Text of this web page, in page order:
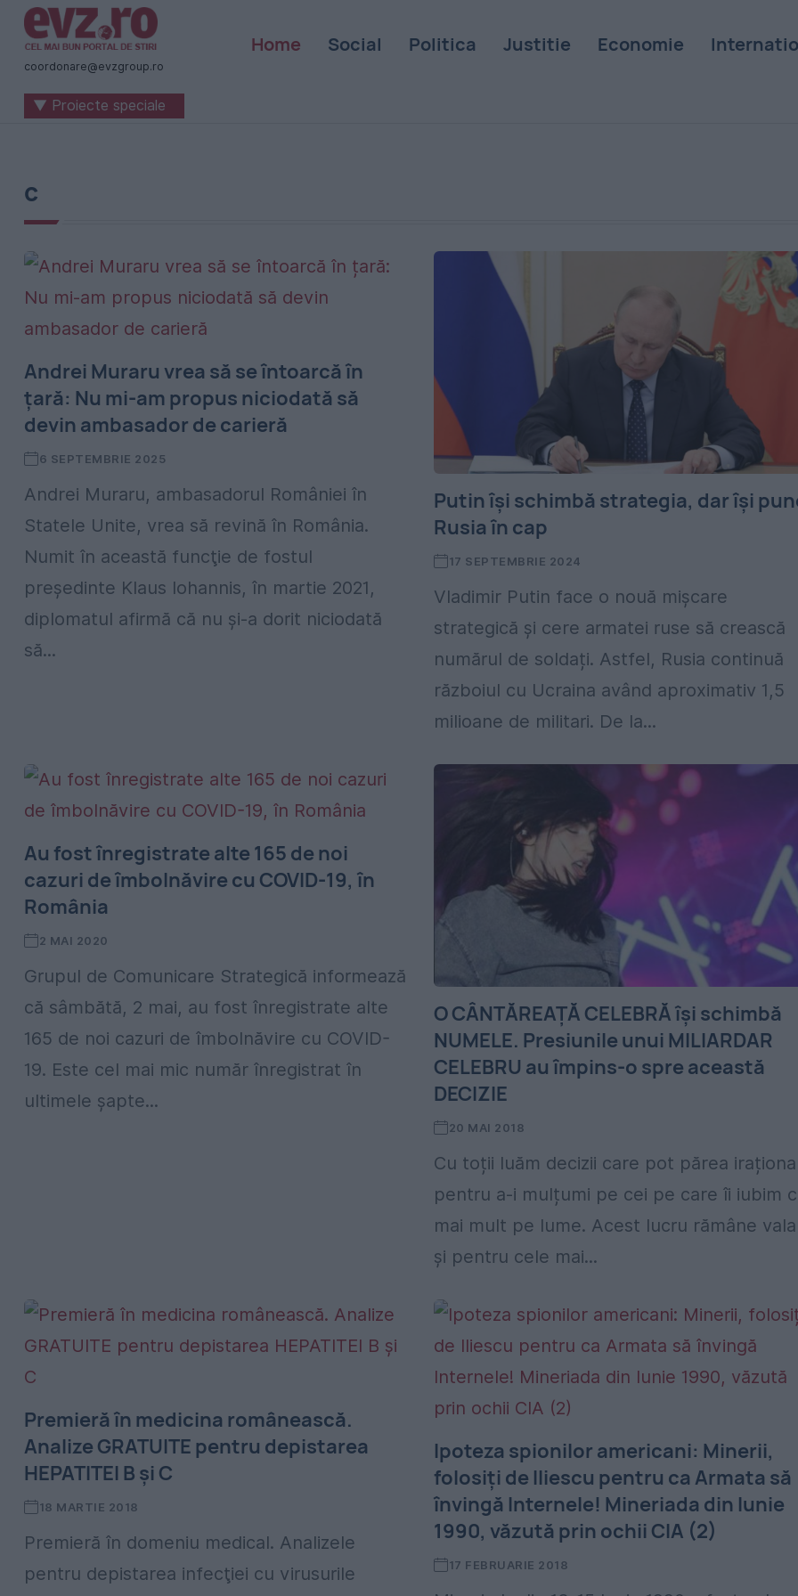
Știri
naționale
și
internaționale
România
-
Evenimentul
Zilei
coordonare@evzgroup.ro
Home Social Politica Justitie Economie
▼ Proiecte speciale
c
Andrei Muraru vrea să se întoarcă în
țară: Nu mi-am propus niciodată să
devin ambasador de carieră
6 SEPTEMBRIE 2025
Andrei Muraru, ambasadorul României în
Statele Unite, vrea să revină în România.
Numit în această funcţie de fostul
preşedinte Klaus Iohannis, în martie 2021,
diplomatul afirmă că nu și-a dorit niciodată
să...
Putin își schimbă strategia, dar își
Rusia în cap
17 SEPTEMBRIE 2024
Vladimir Putin face o nouă mișcare
strategică și cere armatei ruse să crească
numărul de soldați. Astfel, Rusia continuă
războiul cu Ucraina având aproximativ 1,5
milioane de militari. De la...
Au fost înregistrate alte 165 de noi
cazuri de îmbolnăvire cu COVID-19, în
România
2 MAI 2020
Grupul de Comunicare Strategică informează
că sâmbătă, 2 mai, au fost înregistrate alte
165 de noi cazuri de îmbolnăvire cu COVID-
19. Este cel mai mic număr înregistrat în
ultimele șapte...
O CÂNTĂREAȚĂ CELEBRĂ își schimbă
NUMELE. Presiunile unui MILIARDAR
CELEBRU au împins-o spre această
DECIZIE
20 MAI 2018
Cu toții luăm decizii care pot părea
pentru a-i mulțumi pe cei pe care îi iubim
mai mult pe lume. Acest lucru rămâne
și pentru cele mai...
Premieră în medicina românească.
Analize GRATUITE pentru depistarea
HEPATITEI B și C
18 MARTIE 2018
Premieră în domeniu medical. Analizele
pentru depistarea infecţiei cu virusurile
Ipoteza spionilor americani: Minerii,
folosiți de Iliescu pentru ca Armata să
învingă Internele! Mineriada din Iunie
1990, văzută prin ochii CIA (2)
17 FEBRUARIE 2018